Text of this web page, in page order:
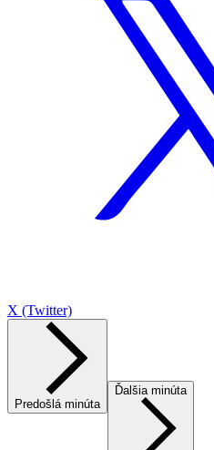
X (Twitter)
Predošlá minúta
Ďalšia minúta